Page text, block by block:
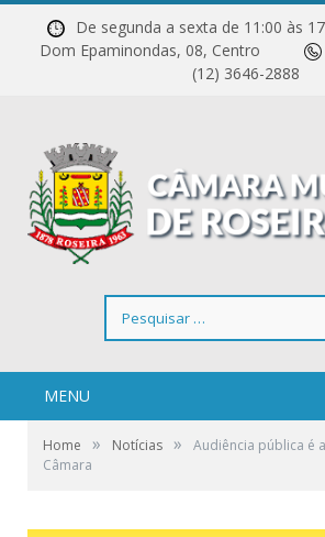
De segunda a sexta de 11:00
Dom Epaminondas, 08, Centro
(12) 3646-2888
por:
MENU
Home » Notícias »
Audiência pública é
Câmara